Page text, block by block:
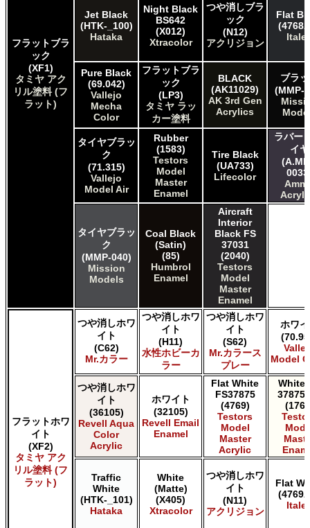
フラットブラ
ック
(XF1)
タミヤ アク
リル塗料 (フ
ラット)
Jet Black
(HTK-_100)
Hataka
Night Black
BS642
(X012)
Xtracolor
つや消しブラ
ック
(N12)
アクリジョン
Flat
Pure Black
(69.042)
Vallejo
Mecha
Color
フラットブラ
ック
(LP3)
タミヤ ラッ
カー塗料
BLACK
(AK11029)
AK 3rd Gen
Acrylics
ブラ
(MMP-
タイヤブラッ
ク
(71.315)
Vallejo
Model Air
Rubber
(1583)
Testors
Model
Master
Enamel
Tire Black
(UA733)
Lifecolor
ラバー
イヤ
タイヤブラッ
ク
(MMP-040)
Mission
Models
Coal Black
(Satin)
(85)
Humbrol
Enamel
Aircraft
Interior
Black FS
37031
(2040)
Testors
Model
Master
Enamel
フラットホワ
イト
(XF2)
タミヤ アク
リル塗料 (フ
ラット)
つや消しホワ
イト
(C62)
Mr.カラー
つや消しホワ
イト
(H11)
水性ホビーカ
ラー
つや消しホワ
イト
(S62)
Mr.カラース
プレー
ホワ
Model
つや消しホワ
イト
(36105)
Revell Aqua
Color
Acrylic
ホワイト
(32105)
Revell Email
Enamel
Flat White
FS37875
(4769)
Testors
Model
Master
Acrylic
White
37875
Traffic
White
(HTK-_101)
Hataka
White
(Matte)
(X405)
Xtracolor
つや消しホワ
イト
(N11)
アクリジョン
Flat